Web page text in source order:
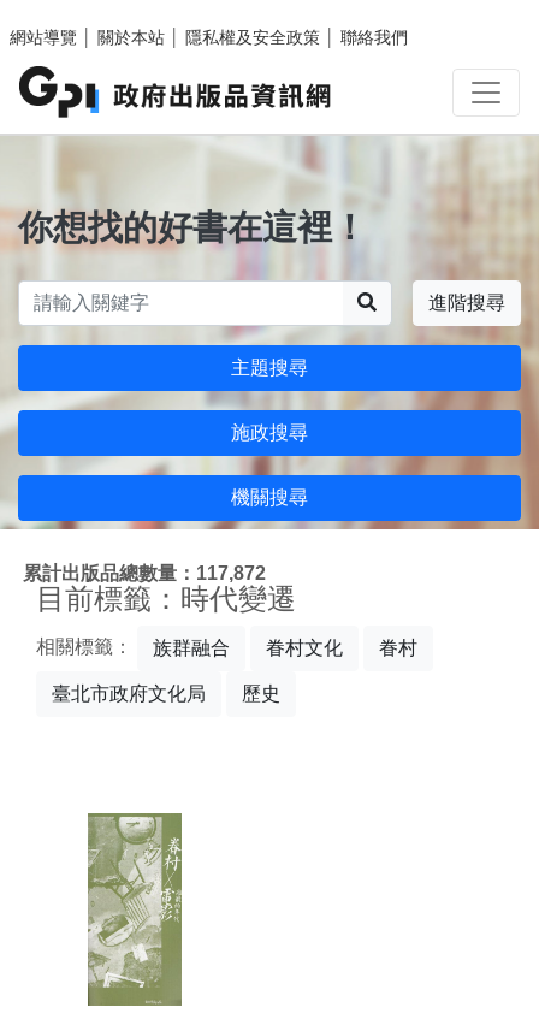
網站導覽
關於本站 隱私權及安全政策 聯絡我們
你想找的好書在這裡！
進階搜尋
主題搜尋
施政搜尋
機關搜尋
累計出版品總數量：117,872
目前標籤：時代變遷
相關標籤： 族群融合 眷村文化 眷村
臺北市政府文化局 歷史